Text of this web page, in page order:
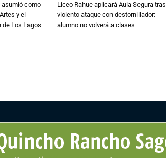
asumió como
y el
de Los Lagos
Liceo Rahue aplicará Aula Segura tras
violento ataque con destornillador:
alumno no volverá a clases